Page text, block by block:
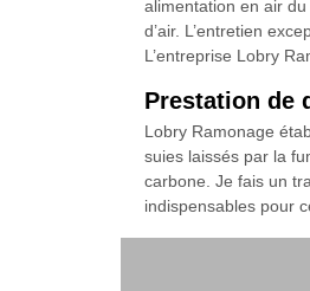
alimentation en air
d’air. L’entretien
L’entreprise Lobry
Prestation de
Lobry Ramonage
suies laissés par la
carbone. Je fais un
indispensables pour